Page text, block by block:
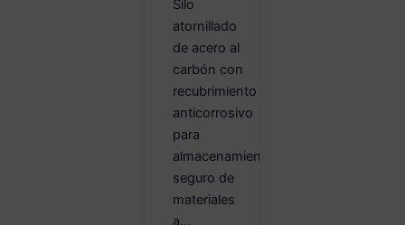
Silo
atornillado
de acero al
carbón con
recubrimiento
anticorrosivo
para
almacenamiento
seguro de
materiales
a...